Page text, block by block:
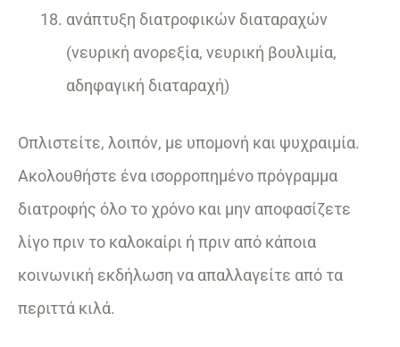
ανάπτυξη διατροφικών διαταραχών
(νευρική ανορεξία, νευρική βουλιμία,
αδηφαγική διαταραχή)
Οπλιστείτε, λοιπόν, με υπομονή και ψυχραιμία.
Ακολουθήστε ένα ισορροπημένο πρόγραμμα
διατροφής όλο το χρόνο και μην αποφασίζετε
λίγο πριν το καλοκαίρι ή πριν από κάποια
κοινωνική εκδήλωση να απαλλαγείτε από τα
περιττά κιλά.